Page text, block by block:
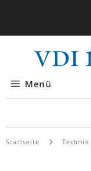
Menü
Startseite Technik